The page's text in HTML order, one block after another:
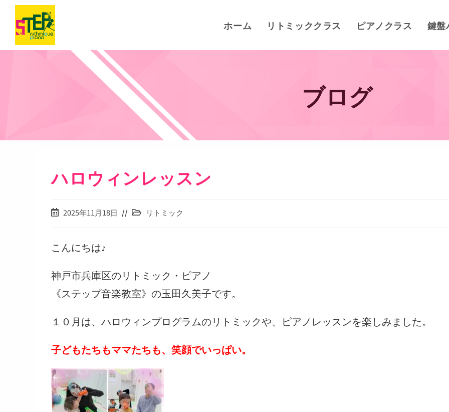
ホーム リトミッククラス ピアノクラス 鍵盤
ブログ
ハロウィンレッスン
投
開
日:
2025年11月18日
投
ー:
リトミック
こんにちは♪
神戸市兵庫区のリトミック・ピアノ
《ステップ音楽教室》の玉田久美子です。
１０月は、ハロウィンプログラムのリトミックや、ピアノレッスンを楽しみました。
子どもたちもママたちも、笑顔でいっぱい。